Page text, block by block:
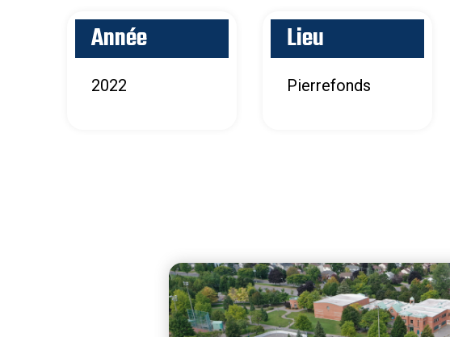
Année
2022
Lieu
Pierrefonds